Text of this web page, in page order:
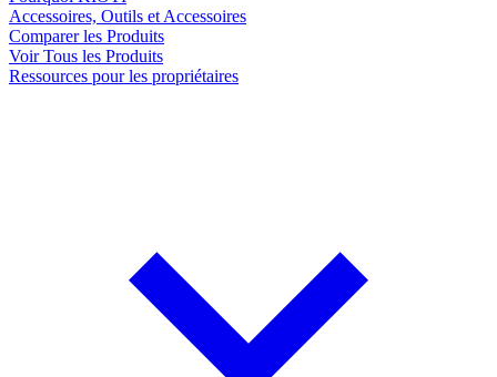
Accessoires, Outils et Accessoires
Comparer les Produits
Voir Tous les Produits
Ressources pour les propriétaires